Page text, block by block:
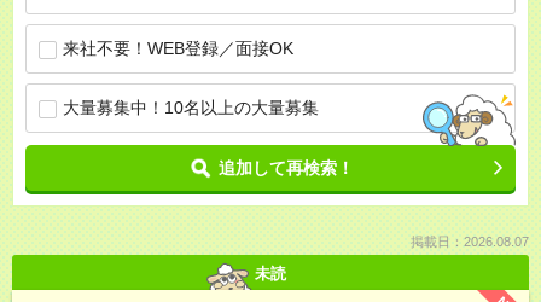
来社不要！WEB登録／面接OK
大量募集中！10名以上の大量募集
追加して再検索！
掲載日：2026.08.07
未読